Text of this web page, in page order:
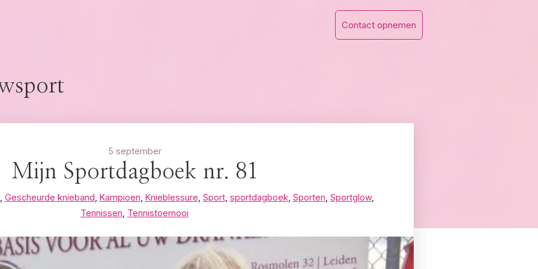
Contact opnemen
5 september
Mijn Sportdagboek nr. 81
Gescheurde knieband Kampioen Knieblessure Sport, sportdagboek Sporten Sportglow,
Tennissen Tennistoernooi